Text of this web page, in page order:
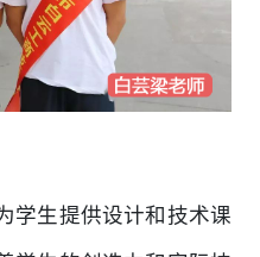
学生提供设计和技术课